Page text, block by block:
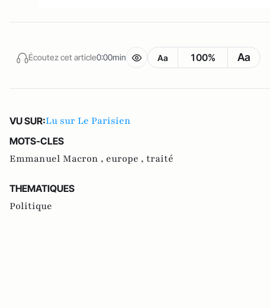
Écoutez cet article0:00min Aa 100% Aa
VU SUR:Lu sur Le Parisien
MOTS-CLES
Emmanuel Macron , europe , traité
THEMATIQUES
Politique